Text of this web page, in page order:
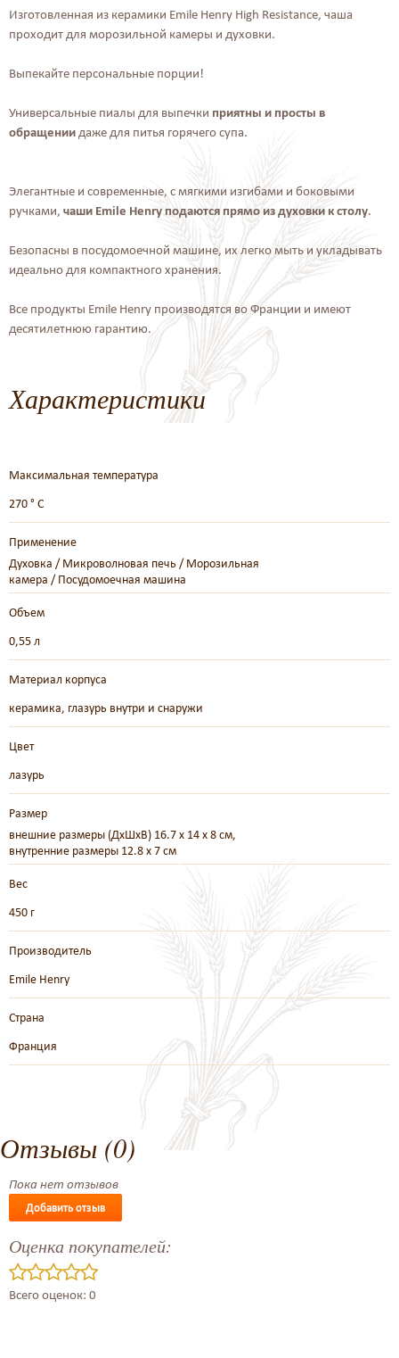
Изготовленная из керамики Emile Henry High Resistance, чаша
проходит для морозильной камеры и духовки.
Выпекайте персональные порции!
Универсальные пиалы для выпечки приятны и просты в
обращениидаже для питья горячего супа.
Элегантные и современные, с мягкими изгибами и боковыми
ручками, чаши Emile Henry подаются прямо из духовки к столу.
Безопасны в посудомоечной машине, их легко мыть и укладывать
идеально для компактного хранения.
Все продукты Emile Henry производятся во Франции и имеют
десятилетнюю гарантию.
Характеристики
Максимальная температура
270 ° C
Применение
Духовка / Микроволновая печь / Морозильная
камера / Посудомоечная машина
Объем
0,55 л
Материал корпуса
керамика, глазурь внутри и снаружи
Цвет
лазурь
Размер
внешние размеры (ДхШхВ) 16.7 х 14 х 8 см,
внутренние размеры 12.8 х 7 см
Вес
450 г
Производитель
Emile Henry
Страна
Франция
Отзывы (0)
Пока нет отзывов
Добавить отзыв
Оценка покупателей:
Всего оценок: 0